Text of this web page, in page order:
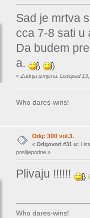
Sad je mrtva
cca 7-8 sati u
Da budem
a.
« Zadnja izmjena: Listopad
Who dares-wins!
Odg: 300 vol.3.
« Odgovori #31 u:
poslijepodne »
Plivaju !!!!!!
Who dares-wins!